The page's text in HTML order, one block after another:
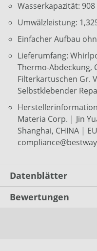
Wasserkapazität:
Umwälzleistung:
Einfacher Aufbau
Lieferumfang:
Thermo-Abdeckung,
Filterkartuschen Gr.
Selbstklebender
Materia Corp. | Jin
Shanghai, CHINA |
Datenblätter
Bewertungen